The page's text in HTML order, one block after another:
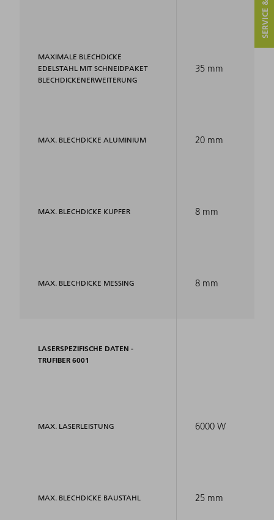
MAXIMALE BLECHDICKE
EDELSTAHL MIT SCHNEIDPAKET
BLECHDICKENERWEITERUNG
MAX. BLECHDICKE ALUMINIUM
MAX. BLECHDICKE KUPFER
MAX. BLECHDICKE MESSING
LASERSPEZIFISCHE DATEN -
TRUFIBER 6001
MAX. LASERLEISTUNG
MAX. BLECHDICKE BAUSTAHL
35 mm
20 mm
8 mm
8 mm
6000 W
25 mm